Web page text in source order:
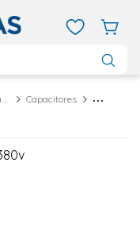
Capacitores